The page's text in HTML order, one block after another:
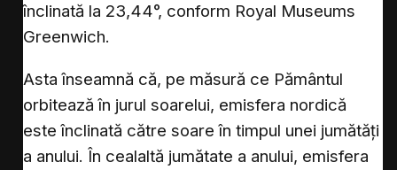
înclinată la 23,44°, conform Royal Museums
Greenwich.
Asta înseamnă că, pe măsură ce Pământul
orbitează în jurul soarelui, emisfera nordică
este înclinată către soare în timpul unei jumătăți
a anului. În cealaltă jumătate a anului, emisfera